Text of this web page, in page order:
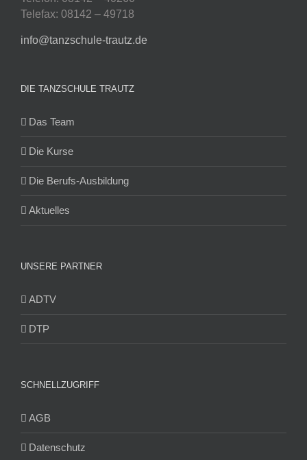
Telefax: 08142 – 49718
info@tanzschule-trautz.de
DIE TANZSCHULE TRAUTZ
Das Team
Die Kurse
Die Berufs-Ausbildung
Aktuelles
UNSERE PARTNER
ADTV
DTP
SCHNELLZUGRIFF
AGB
Datenschutz